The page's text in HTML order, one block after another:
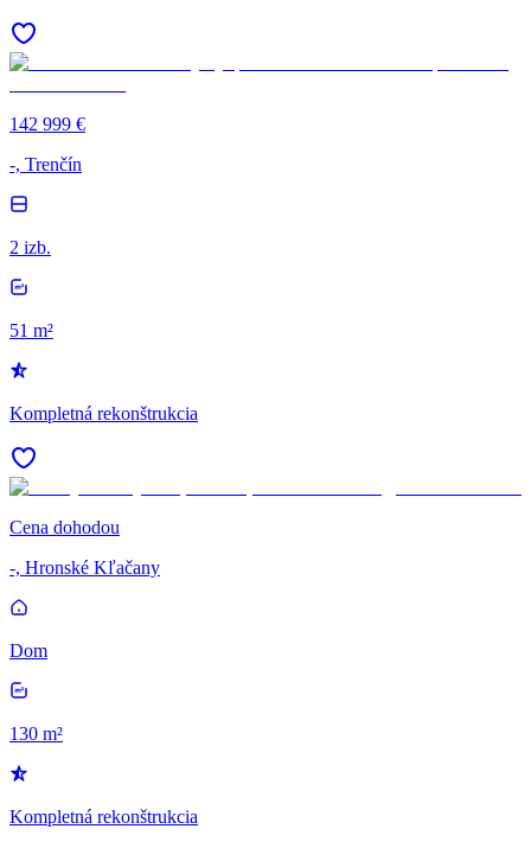
142 999 €
-, Trenčín
2 izb.
51 m²
Kompletná rekonštrukcia
Cena dohodou
-, Hronské Kľačany
Dom
130 m²
Kompletná rekonštrukcia